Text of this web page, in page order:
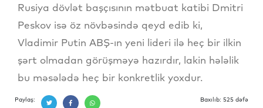
Rusiya dövlət başçısının mətbuat katibi Dmitri
Peskov isə öz növbəsində qeyd edib ki,
Vladimir Putin ABŞ-ın yeni lideri ilə heç bir ilkin
şərt olmadan görüşməyə hazırdır, lakin hələlik
bu məsələdə heç bir konkretlik yoxdur.
Paylaş: Baxılıb: 525 dəfə